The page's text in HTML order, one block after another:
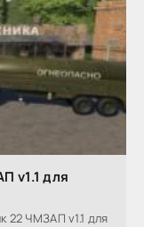
v1.1 для
22 ЧМЗАП v1.1 для